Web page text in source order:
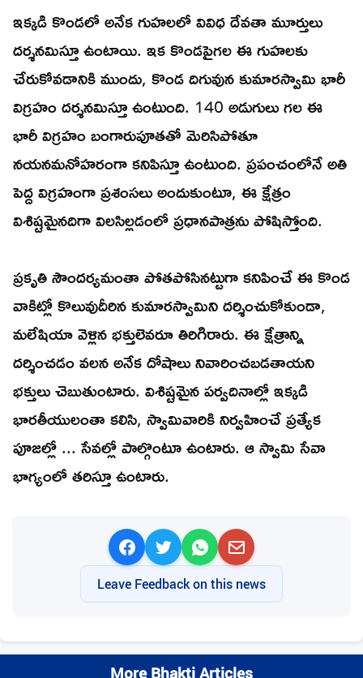
ఇక్కడి కొండలో అనేక గుహలలో వివిధ దేవతా మూర్తులు
దర్శనమిస్తూ ఉంటాయి. ఇక కొండపైగల ఈ గుహలకు
చేరుకోవడానికి ముందు, కొండ దిగువున కుమారస్వామి భారీ
విగ్రహం దర్శనమిస్తూ ఉంటుంది. 140 అడుగులు గల ఈ
భారీ విగ్రహం బంగారుపూతతో మెరిసిపోతూ
నయనమనోహరంగా కనిపిస్తూ ఉంటుంది. ప్రపంచంలోనే అతి
పెద్ద విగ్రహంగా ప్రశంసలు అందుకుంటూ, ఈ క్షేత్రం
విశిష్టమైనదిగా విలసిల్లడంలో ప్రధానపాత్రను పోషిస్తోంది.
ప్రకృతి సౌందర్యమంతా పోతపోసినట్టుగా కనిపించే ఈ కొండ
వాకిట్లో కొలువుదీరిన కుమారస్వామిని దర్శించుకోకుండా,
మలేషియా వెళ్లిన భక్తులెవరూ తిరిగిరారు. ఈ క్షేత్రాన్ని
దర్శించడం వలన అనేక దోషాలు నివారించబడతాయని
భక్తులు చెబుతుంటారు. విశిష్టమైన పర్వదినాల్లో ఇక్కడి
భారతీయులంతా కలిసి, స్వామివారికి నిర్వహించే ప్రత్యేక
పూజల్లో ... సేవల్లో పాల్గొంటూ ఉంటారు. ఆ స్వామి సేవా
భాగ్యంలో తరిస్తూ ఉంటారు.
Leave Feedback on this news
More Bhakti Articles